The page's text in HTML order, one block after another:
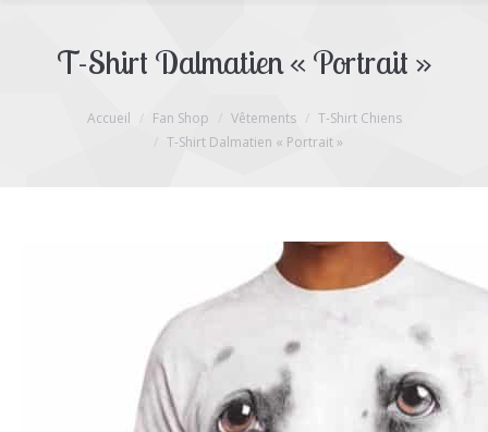
T-Shirt Dalmatien « Portrait »
Accueil Fan Shop Vêtements
T-Shirt Chiens
T-Shirt Dalmatien « Portrait »